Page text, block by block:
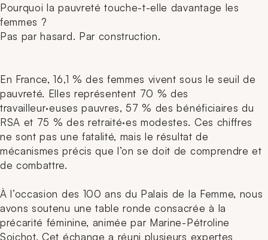
Pourquoi la pauvreté touche-t-elle davantage les
femmes ?
Pas par hasard. Par construction.
En France, 16,1 % des femmes vivent sous le seuil de
pauvreté. Elles représentent 70 % des
travailleur·euses pauvres, 57 % des bénéficiaires du
RSA et 75 % des retraité·es modestes. Ces chiffres
ne sont pas une fatalité, mais le résultat de
mécanismes précis que l’on se doit de comprendre et
de combattre.
À l’occasion des 100 ans du Palais de la Femme, nous
avons soutenu une table ronde consacrée à la
précarité féminine, animée par Marine-Pétroline
Soichot. Cet échange a réuni plusieurs expertes